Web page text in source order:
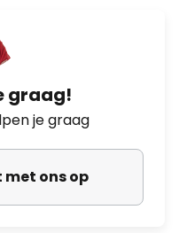
graag!
je graag
ons op